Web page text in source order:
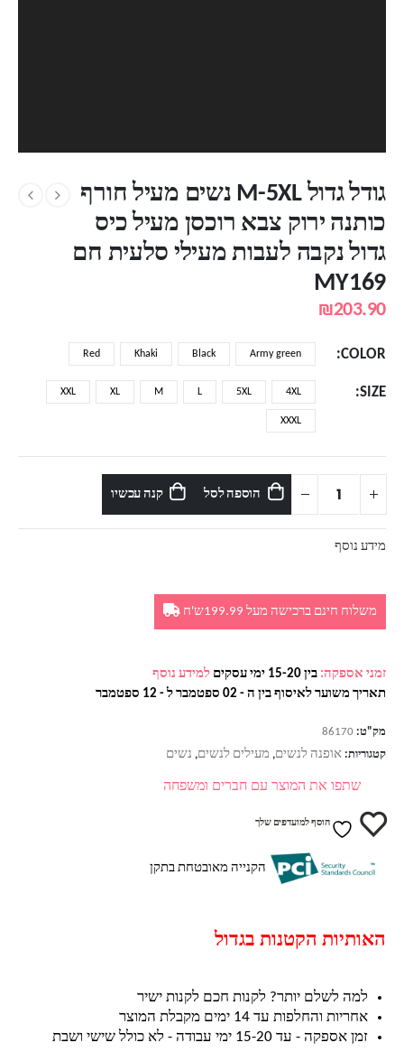
גודל גדול M-5XL נשים מעיל חורף
כותנה ירוק צבא רוכסן מעיל כיס
גדול נקבה לעבות מעילי סלעית חם
MY169
₪203.90
COLOR
Army green
Black
Khaki
Red
SIZE
4XL
5XL
L
M
XL
XXL
XXXL
הוספה לסל קנה עכשיו
מידע נוסף
משלוח חינם ברכישה מעל 199.99ש'ח
זמני אספקה: בין 15-20 ימי עסקים
למידע נוסף
תאריך משוער לאיסוף בין ה - 02 ספטמבר ל - 12 ספטמבר
מק"ט: 86170
קטגוריות: אופנה לנשים, מעילים לנשים, נשים
שתפו את המוצר עם חברים ומשפחה
הוסף למועדפים שלך
הקנייה מאובטחת בתקן
האותיות הקטנות בגדול
למה לשלם יותר? לקנות חכם לקנות ישיר
אחריות והחלפות עד 14 ימים מקבלת המוצר
זמן אספקה - עד 15-20 ימי עבודה - לא כולל שישי ושבת